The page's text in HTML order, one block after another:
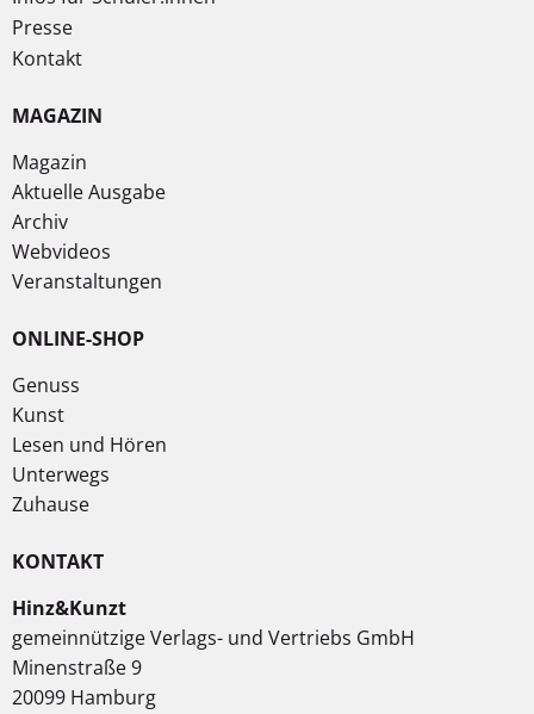
Presse
Kontakt
MAGAZIN
Magazin
Aktuelle Ausgabe
Archiv
Webvideos
Veranstaltungen
ONLINE-SHOP
Genuss
Kunst
Lesen und Hören
Unterwegs
Zuhause
KONTAKT
Hinz&Kunzt
gemeinnützige Verlags- und Vertriebs GmbH
Minenstraße 9
20099 Hamburg